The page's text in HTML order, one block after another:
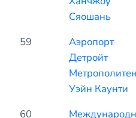
Сяошань
59
Аэропорт
Детройт
Метрополитен
Уэйн Каунти
60